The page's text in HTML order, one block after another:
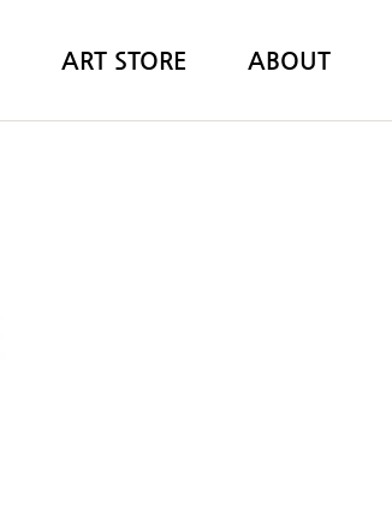
ART STORE ABOUT